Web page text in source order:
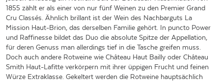
1855 zählt er als einer von nur fünf Weinen zu den Premier Grand
Cru Classés. Ähnlich brillant ist der Wein des Nachbarguts La
Mission Haut-Brion, das derselben Familie gehört. In puncto Power
und Raffinesse bildet das Duo die absolute Spitze der Appellation,
für deren Genuss man allerdings tief in die Tasche greifen muss.
Doch auch andere Rotweine wie Château Haut Bailly oder Château
Smith Haut-Lafitte verkörpern mit ihrer üppigen Frucht und feinen
Würze Extraklasse. Gekeltert werden die Rotweine hauptsächlich